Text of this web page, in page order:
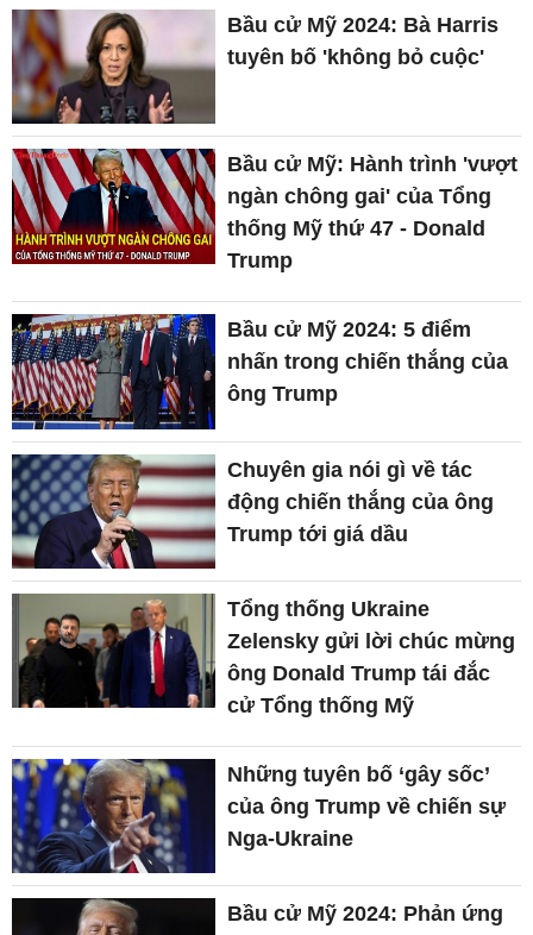
Bầu cử Mỹ 2024: Bà Harris
tuyên bố 'không bỏ cuộc'
Bầu cử Mỹ: Hành trình 'vượt
ngàn chông gai' của Tổng
thống Mỹ thứ 47 - Donald
Trump
Bầu cử Mỹ 2024: 5 điểm
nhấn trong chiến thắng của
ông Trump
Chuyên gia nói gì về tác
động chiến thắng của ông
Trump tới giá dầu
Tổng thống Ukraine
Zelensky gửi lời chúc mừng
ông Donald Trump tái đắc
cử Tổng thống Mỹ
Những tuyên bố ‘gây sốc’
của ông Trump về chiến sự
Nga-Ukraine
Bầu cử Mỹ 2024: Phản ứng